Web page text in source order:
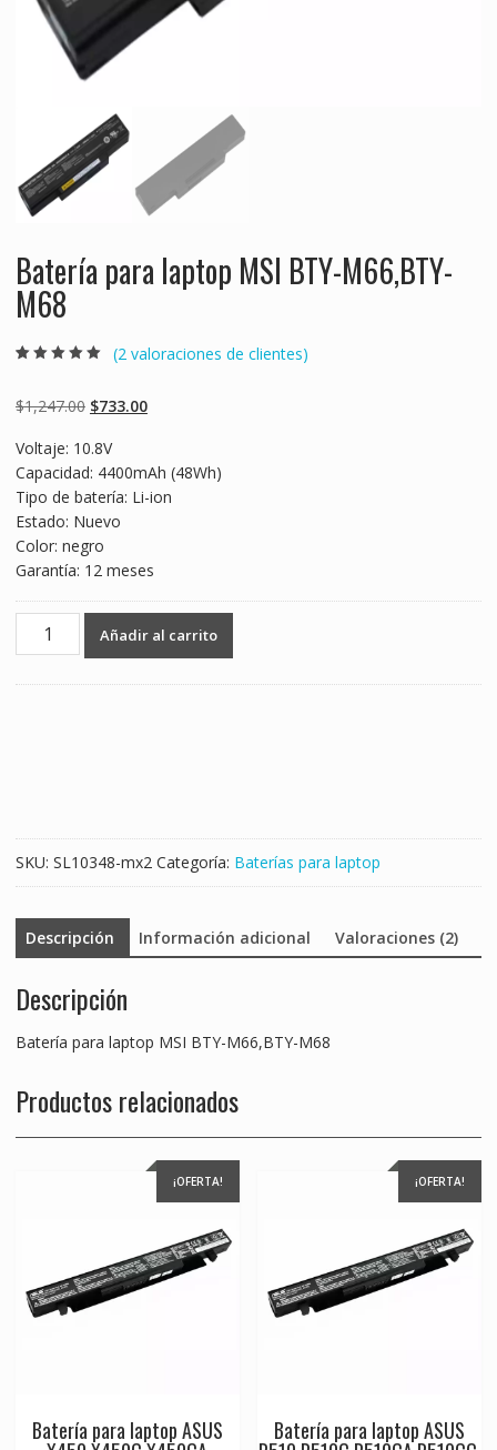
Batería para laptop MSI BTY-M66,BTY-
M68
basado en
puntuaciones
(2 valoraciones de clientes)
$1,247.00 Original
was:
$1,247.00.
$733.00Current
$733.00.
Voltaje: 10.8V
Capacidad: 4400mAh (48Wh)
Tipo de batería: Li-ion
Estado: Nuevo
Color: negro
Garantía: 12 meses
Batería
Añadir al carrito
SKU: SL10348-mx2 Categoría: Baterías para laptop
Descripción Información adicional Valoraciones (2)
Descripción
Batería para laptop MSI BTY-M66,BTY-M68
Productos relacionados
¡OFERTA!
Batería para laptop ASUS
¡OFERTA!
Batería para laptop ASUS